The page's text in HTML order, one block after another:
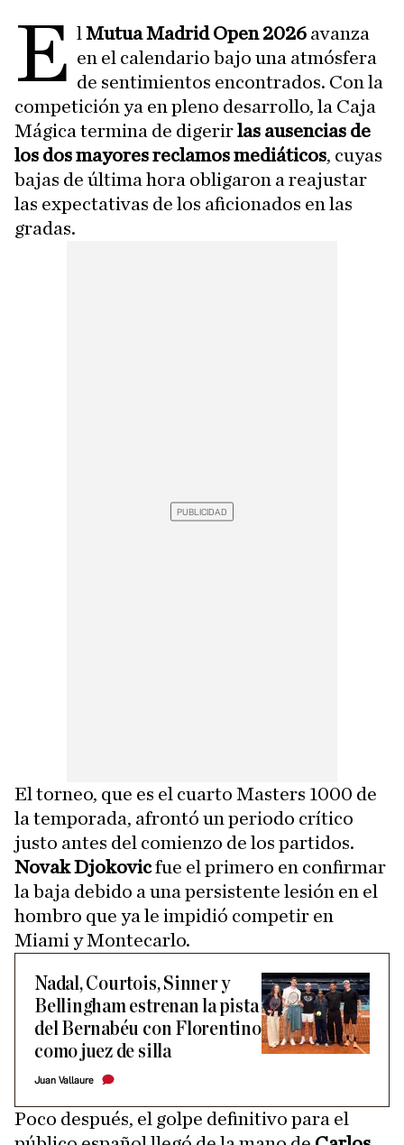
E lMutua Madrid Open 2026 avanza
en el calendario bajo una atmósfera
de sentimientos encontrados. Con la
competición ya en pleno desarrollo, la Caja
Mágica termina de digerirlas ausencias de
los dos mayores reclamos mediáticos, cuyas
bajas de última hora obligaron a reajustar
las expectativas de los aficionados en las
gradas.
El torneo, que es el cuarto Masters 1000 de
la temporada, afrontó un periodo crítico
justo antes del comienzo de los partidos.
Novak Djokovicfue el primero en confirmar
la baja debido a una persistente lesión en el
hombro que ya le impidió competir en
Miami y Montecarlo.
Nadal, Courtois, Sinner y
Bellingham estrenan la pista
del Bernabéu con Florentino
como juez de silla
Juan Vallaure
Poco después, el golpe definitivo para el